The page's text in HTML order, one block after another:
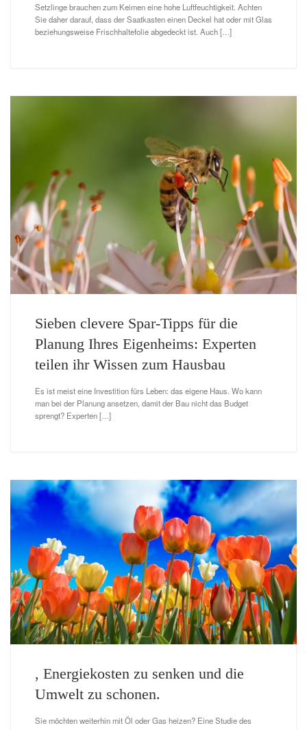
Setzlinge brauchen zum Keimen eine hohe Luftfeuchtigkeit. Achten
Sie daher darauf, dass der Saatkasten einen Deckel hat oder mit Glas
beziehungsweise Frischhaltefolie abgedeckt ist. Auch […]
Sieben clevere Spar-Tipps für die
Planung Ihres Eigenheims: Experten
teilen ihr Wissen zum Hausbau
Es ist meist eine Investition fürs Leben: das eigene Haus. Wo kann
man bei der Planung ansetzen, damit der Bau nicht das Budget
sprengt? Experten […]
, Energiekosten zu senken und die
Umwelt zu schonen.
Sie möchten weiterhin mit Öl oder Gas heizen? Eine Studie des